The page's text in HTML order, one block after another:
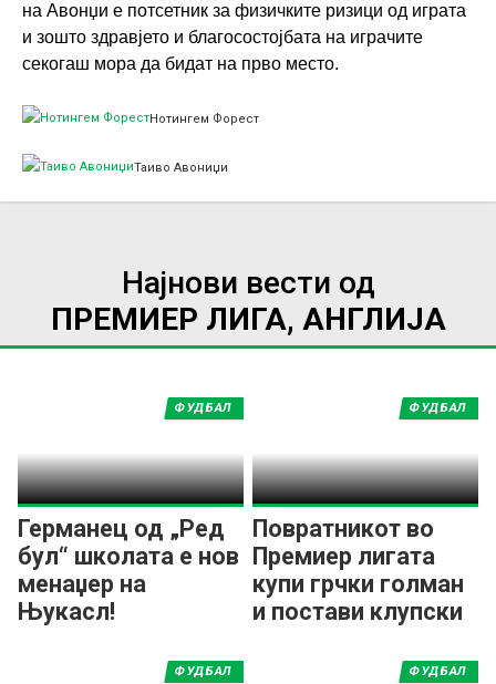
на Авонџи е потсетник за физичките ризици од играта
и зошто здравјето и благосостојбата на играчите
секогаш мора да бидат на прво место.
Нотингем Форест
Таиво Авониџи
Најнови вести од
ПРЕМИЕР ЛИГА, АНГЛИЈА
Германец од „Ред
бул“ школата е нов
менаџер на
Њукасл!
ФУДБАЛ
Повратникот во
Премиер лигата
купи грчки голман
и постави клупски
ФУДБАЛ
ФУДБАЛ ФУДБАЛ